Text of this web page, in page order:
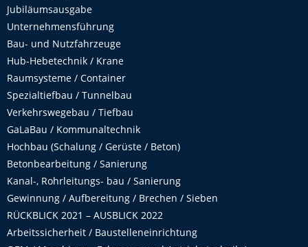
Jubiläumsausgabe
Unternehmensführung
Bau- und Nutzfahrzeuge
Hub-Hebetechnik / Krane
Raumsysteme / Container
Spezialtiefbau / Tunnelbau
Verkehrswegebau / Tiefbau
GaLaBau / Kommunaltechnik
Hochbau (Schalung / Gerüste / Beton)
Betonbearbeitung / Sanierung
Kanal-, Rohrleitungs- bau / Sanierung
Gewinnung / Aufbereitung / Brechen / Sieben
RÜCKBLICK 2021 – AUSBLICK 2022
Arbeitssicherheit / Baustelleneinrichtung